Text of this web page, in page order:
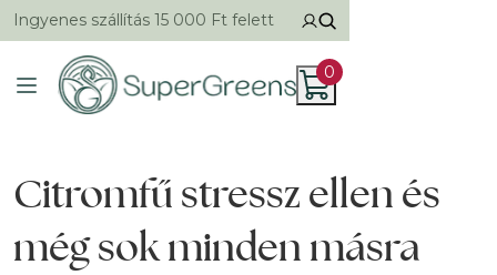
Ingyenes szállítás 15 000 Ft felett
0
Citromfű stressz ellen és
még sok minden másra